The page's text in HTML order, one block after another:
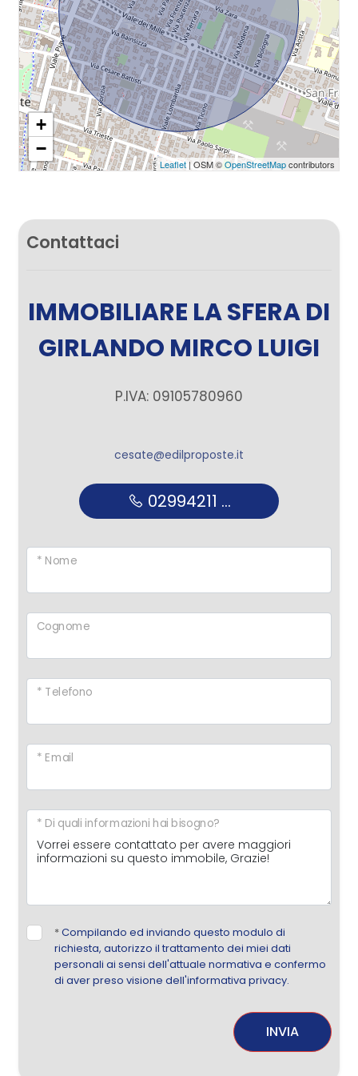
+
−
Leaflet| OSM ©OpenStreetMapcontributors
Contattaci
IMMOBILIARE LA SFERA DI
GIRLANDO MIRCO LUIGI
P.IVA: 09105780960
cesate@edilproposte.it
02994211 ...
* Nome
Cognome
* Telefono
* Email
* Di quali informazioni hai bisogno?
*Compilando ed inviando questo modulo di
richiesta, autorizzo il trattamento dei miei dati
personali ai sensi dell'attuale normativa e confermo
di aver preso visione dell'informativa privacy.
INVIA